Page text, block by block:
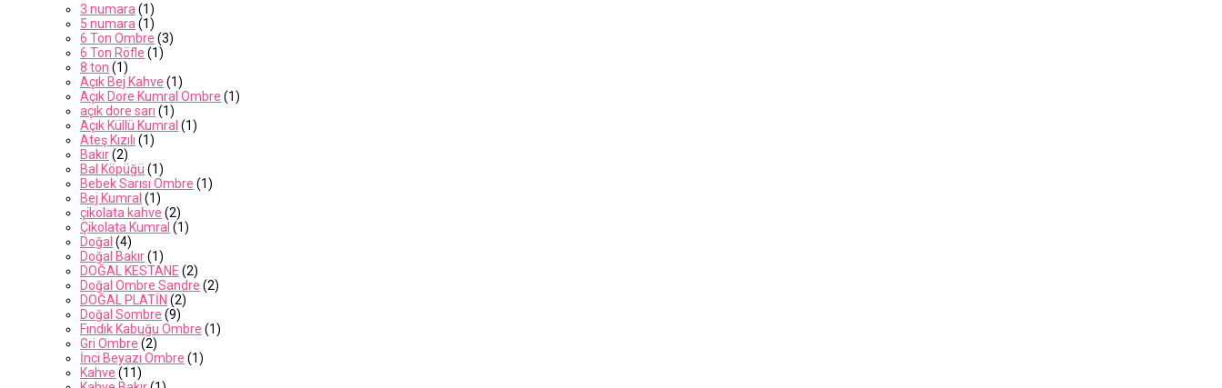
3 numara (1)
5 numara (1)
6 Ton Ombre (3)
6 Ton Röfle (1)
8 ton (1)
Açık Bej Kahve (1)
Açık Dore Kumral Ombre (1)
açık dore sarı (1)
Açık Küllü Kumral (1)
Ateş Kızılı (1)
Bakır(2)
Bal Köpüğü (1)
Bebek Sarısı Ombre (1)
Bej Kumral (1)
çikolata kahve (2)
Çikolata Kumral (1)
Doğal (4)
Doğal Bakır(1)
DOĞAL KESTANE (2)
Doğal Ombre Sandre (2)
DOĞAL PLATİN (2)
Doğal Sombre (9)
Fındık Kabuğu Ombre (1)
Gri Ombre (2)
İnci Beyazı Ombre (1)
Kahve (11)